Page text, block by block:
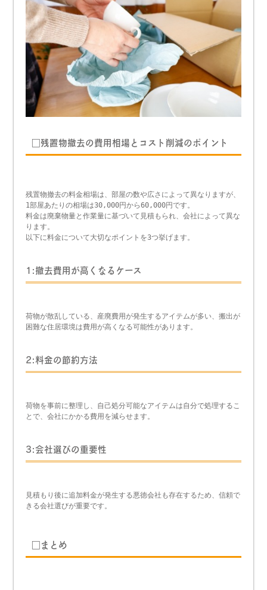
□残置物撤去の費用相場とコスト削減のポイント
残置物撤去の料金相場は、部屋の数や広さによって異なりますが、
1部屋あたりの相場は30,000円から60,000円です。
料金は廃棄物量と作業量に基づいて見積もられ、会社によって異な
ります。
以下に料金について大切なポイントを3つ挙げます。
1:撤去費用が高くなるケース
荷物が散乱している、産廃費用が発生するアイテムが多い、搬出が
困難な住居環境は費用が高くなる可能性があります。
2:料金の節約方法
荷物を事前に整理し、自己処分可能なアイテムは自分で処理するこ
とで、会社にかかる費用を減らせます。
3:会社選びの重要性
見積もり後に追加料金が発生する悪徳会社も存在するため、信頼で
きる会社選びが重要です。
□まとめ